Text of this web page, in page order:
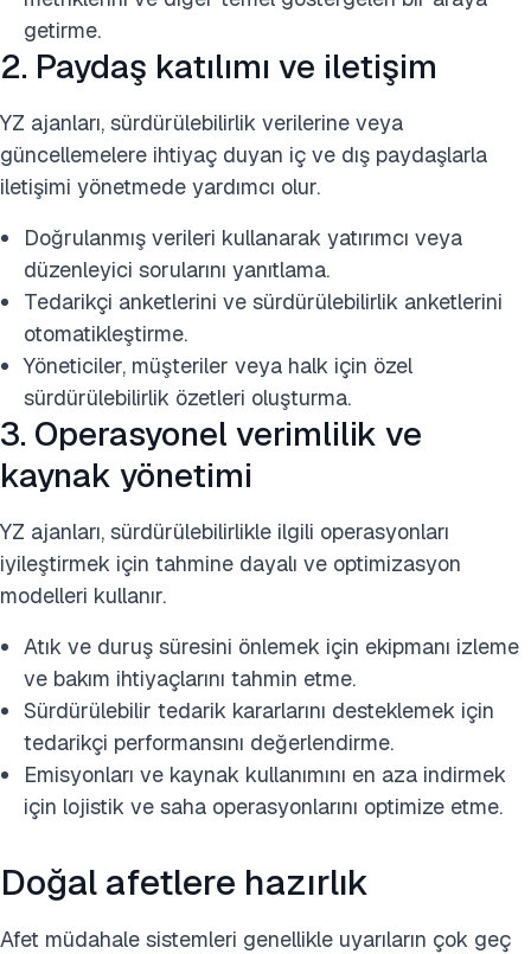
getirme.
2. Paydaş katılımı ve iletişim
YZ ajanları, sürdürülebilirlik verilerine veya
güncellemelere ihtiyaç duyan iç ve dış paydaşlarla
iletişimi yönetmede yardımcı olur.
Doğrulanmış verileri kullanarak yatırımcı veya
düzenleyici sorularını yanıtlama.
Tedarikçi anketlerini ve sürdürülebilirlik anketlerini
otomatikleştirme.
Yöneticiler, müşteriler veya halk için özel
sürdürülebilirlik özetleri oluşturma.
3. Operasyonel verimlilik ve
kaynak yönetimi
YZ ajanları, sürdürülebilirlikle ilgili operasyonları
iyileştirmek için tahmine dayalı ve optimizasyon
modelleri kullanır.
Atık ve duruş süresini önlemek için ekipmanı izleme
ve bakım ihtiyaçlarını tahmin etme.
Sürdürülebilir tedarik kararlarını desteklemek için
tedarikçi performansını değerlendirme.
Emisyonları ve kaynak kullanımını en aza indirmek
için lojistik ve saha operasyonlarını optimize etme.
Doğal afetlere hazırlık
Afet müdahale sistemleri genellikle uyarıların çok geç